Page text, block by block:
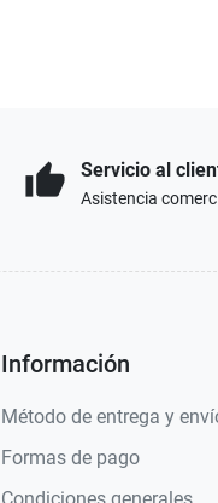
thumb_up Servicio al
Asistencia
Información
Método de entrega y
Formas de pago